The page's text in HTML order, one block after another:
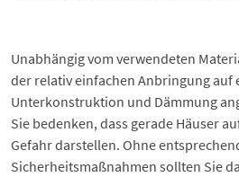
Unabhängig vom verwendeten
der relativ einfachen Anbringung auf
Unterkonstruktion und Dämmung
Sie bedenken, dass gerade Häuser
Gefahr darstellen. Ohne
Sicherheitsmaßnahmen sollten Sie